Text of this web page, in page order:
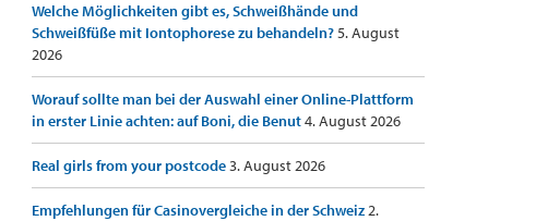
Welche Möglichkeiten gibt es, Schweißhände und
Schweißfüße mit Iontophorese zu behandeln?5. August
2026
Worauf sollte man bei der Auswahl einer Online-Plattform
in erster Linie achten: auf Boni, die Benut4. August 2026
Real girls from your postcode3. August 2026
Empfehlungen für Casinovergleiche in der Schweiz2.